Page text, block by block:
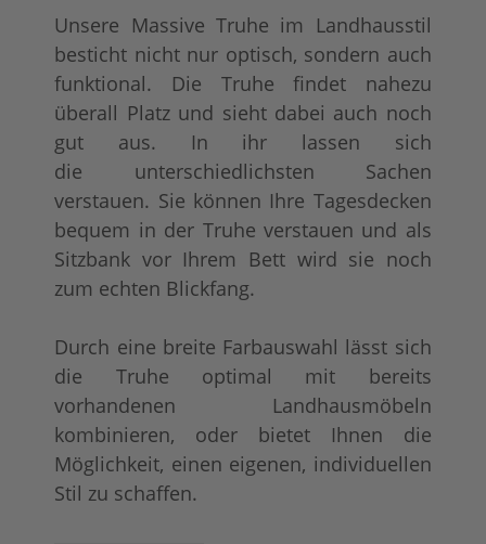
tief gebürstet
+ 91,00 € Konfigurator
+ 30,00 €
Unsere Massive Truhe im Landhausstil
besticht nicht nur optisch, sondern auch
funktional. Die Truhe findet nahezu
überall Platz und sieht dabei auch noch
gut aus. In ihr lassen sich
die unterschiedlichsten Sachen
verstauen. Sie können Ihre Tagesdecken
bequem in der Truhe verstauen und als
Sitzbank vor Ihrem Bett wird sie noch
zum echten Blickfang.
Durch eine breite Farbauswahl lässt sich
die Truhe optimal mit bereits
vorhandenen Landhausmöbeln
kombinieren, oder bietet Ihnen die
Möglichkeit, einen eigenen, individuellen
Stil zu schaffen.